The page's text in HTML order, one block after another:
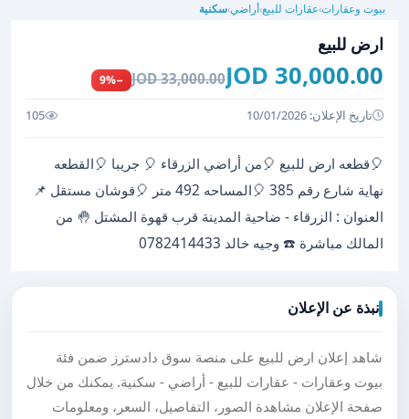
بيوت وعقارات›عقارات للبيع›أراضي›سكنية
ارض للبيع
30,000.00 JOD
33,000.00 JOD
−9%
تاريخ الإعلان: 10/01/2026 105
🎈قطعه ارض للبيع 🎈من أراضي الزرقاء 🎈 جريبا 🎈القطعه
نهاية شارع رقم 385 🎈المساحه 492 متر 🎈قوشان مستقل 📌
العنوان : الزرقاء - ضاحية المدينة قرب قهوة المشتل 🤚 من
المالك مباشرة ☎️ وجيه خالد 0782414433
نبذة عن الإعلان
شاهد إعلان ارض للبيع على منصة سوق دادسترز ضمن فئة
بيوت وعقارات - عقارات للبيع - أراضي - سكنية. يمكنك من خلال
صفحة الإعلان مشاهدة الصور، التفاصيل، السعر، ومعلومات